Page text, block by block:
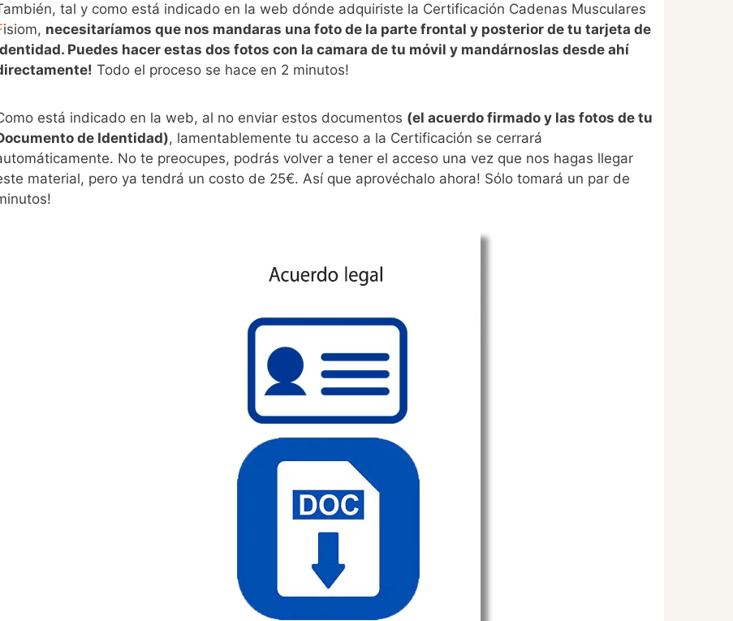
tal y como está indicado en la web dónde adquiriste la Certificación Cadenas Musculares
isiom, necesitaríamos que nos mandaras una foto de la parte frontal y posterior de tu tarjeta de
Puedes hacer estas dos fotos con la camara de tu móvil y mandárnoslas desde ahí
Todo el proceso se hace en 2 minutos!
está indicado en la web, al no enviar estos documentos (el acuerdo firmado y las fotos de tu
de Identidad), lamentablemente tu acceso a la Certificación se cerrará
No te preocupes, podrás volver a tener el acceso una vez que nos hagas llegar
material, pero ya tendrá un costo de 25€. Así que aprovéchalo ahora! Sólo tomará un par de